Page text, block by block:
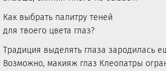
Как выбрать палитру теней
для твоего цвета глаз?
Традиция выделять глаза зародилась
Возможно, макияж глаз Клеопатры